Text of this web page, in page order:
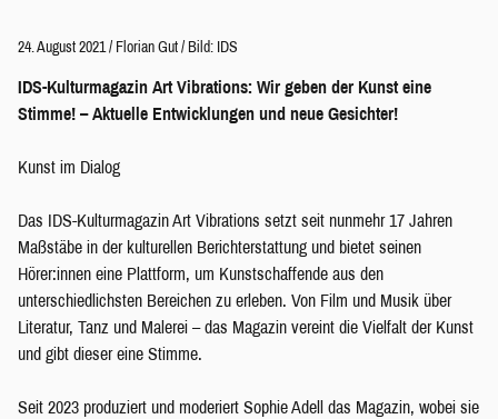
24. August 2021/ Florian Gut / Bild: IDS
IDS-Kulturmagazin Art Vibrations: Wir geben der Kunst eine
Stimme! – Aktuelle Entwicklungen und neue Gesichter!
Kunst im Dialog
Das IDS-Kulturmagazin Art Vibrations setzt seit nunmehr 17 Jahren
Maßstäbe in der kulturellen Berichterstattung und bietet seinen
Hörer:innen eine Plattform, um Kunstschaffende aus den
unterschiedlichsten Bereichen zu erleben. Von Film und Musik über
Literatur, Tanz und Malerei – das Magazin vereint die Vielfalt der Kunst
und gibt dieser eine Stimme.
Seit 2023 produziert und moderiert Sophie Adell das Magazin, wobei sie